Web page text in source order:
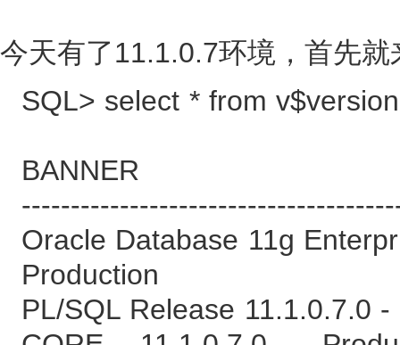
今天有了11.1.0.7环境，首先
SQL> select * from
BANNER
Oracle Database 11g
Production
PL/SQL Release 11.1.0.7.0